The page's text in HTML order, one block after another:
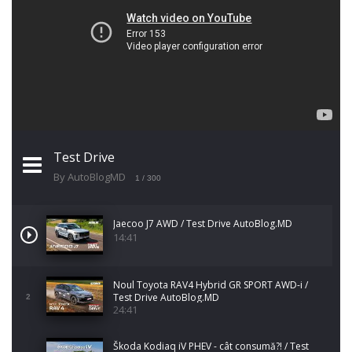
Test Drive
By AutoBlogMD 1 / 300
Jaecoo J7 AWD / Test Drive AutoBlog.MD
14:41
2
Noul Toyota RAV4 Hybrid GR SPORT AWD-i /
Test Drive AutoBlog.MD
24:41
Škoda Kodiaq iV PHEV - cât consumă?! / Test